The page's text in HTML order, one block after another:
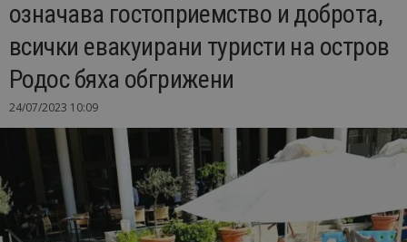
означава гостоприемство и доброта,
всички евакуирани туристи на остров
Родос бяха обгрижени
24/07/2023 10:09